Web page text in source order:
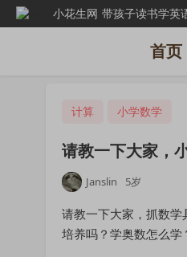
小花生网 带孩子读书学英
首页
计算 小学数学
请教一下大家，
Janslin 5岁
请教一下大家，抓数
培养吗？学奥数怎么